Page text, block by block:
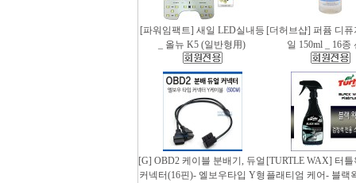
[파워임팩트] 새일 LED실내등
_ 올뉴 K5 (일반형用)
[더허브샵] 퍼퓸 디
일 150ml _ 16종
[G] OBD2 케이블 분배기, 듀얼
커넥터(16핀)- 엘보우타입 Y형
[TURTLE WAX] 터
플래티엄 케어- 블랙